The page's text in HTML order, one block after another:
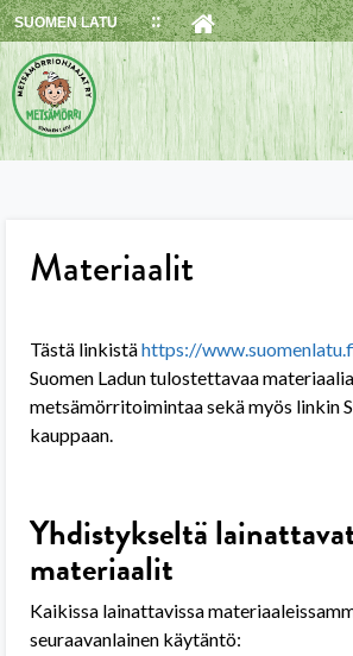
Skip
to
content
SUOMEN LATU
Materiaalit
Tästä linkistähttps://
Suomen Ladun tulostettavaa materiaalia
metsämörritoimintaa sekä myös linkin
kauppaan.
Yhdistykseltä
materiaalit
Kaikissa lainattavissa
seuraavanlainen käytäntö: